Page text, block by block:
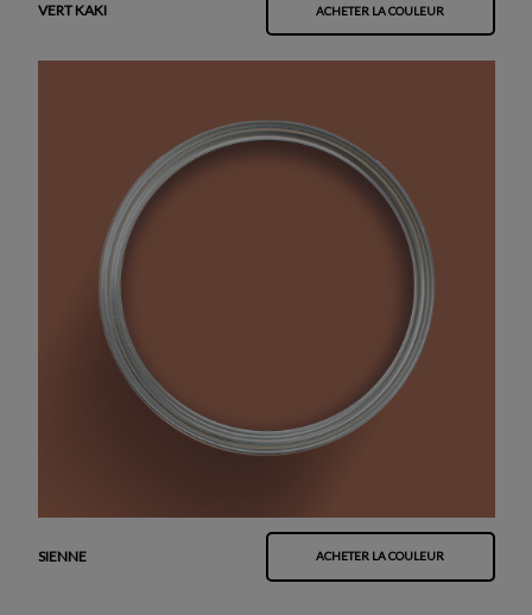
VERT KAKI ACHETER LA COULEUR
SIENNE ACHETER LA COULEUR